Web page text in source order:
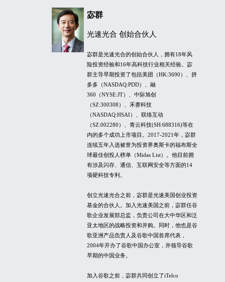
宓群
光速光合 创始合伙人
宓群是光速光合的创始合伙人，拥有18年风
险投资经验和16年高科技行业相关经验。宓
群主导早期投资了包括美团（HK:3690）、拼
多多（NASDAQ:PDD）、融
360（NYSE:JT）、中际旭创
（SZ:300308）、禾赛科技
（NASDAQ:HSAI）、联络互动
（SZ:002280）、青云科技(SH:688316)等在
内的多个成功上市项目。2017-2021年，宓群
连续五年入选被誉为投资界奥斯卡的福布斯全
球最佳创投人榜单（Midas List）。他目前拥
有涉及闪存、通信、互联网安全等方面的14
项硬科技专利。
创立光速光合之前，宓群是光速美国创业投资
基金的合伙人。加入光速美国之前，宓群任谷
歌企业发展部总监，负责公司在大中华区和泛
亚太地区的战略投资和并购。同时，他也是谷
歌亚洲产品负责人及谷歌中国首席代表，
2004年开办了谷歌中国办公室，并领导谷歌
早期的中国业务。
加入谷歌之前，宓群共同创立了iTelco